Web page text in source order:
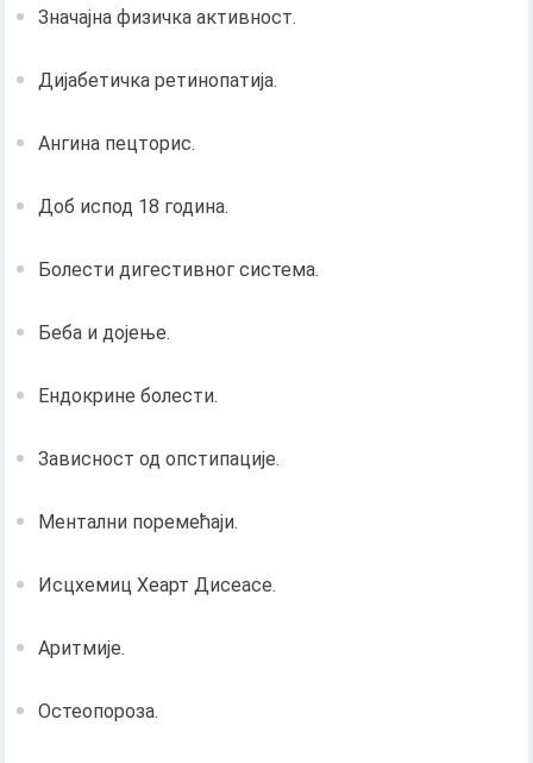
Значајна физичка активност.
Дијабетичка ретинопатија.
Ангина пецторис.
Доб испод 18 година.
Болести дигестивног система.
Беба и дојење.
Ендокрине болести.
Зависност од опстипације.
Ментални поремећаји.
Исцхемиц Хеарт Дисеасе.
Аритмије.
Остеопороза.